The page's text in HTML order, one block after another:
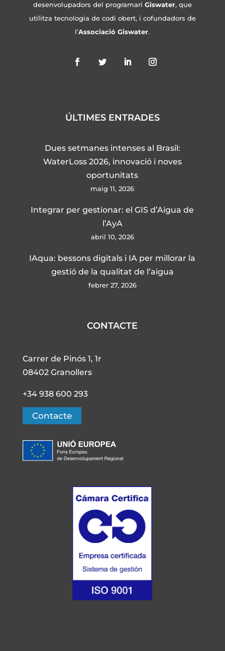
desenvolupadors del programari Giswater, que
utilitza tecnologia de codi obert, i cofundadors de
l’Associació Giswater.
ÚLTIMES ENTRADES
Dues setmanes intenses al Brasil:
WaterLoss 2026, innovació i noves
oportunitats
maig 11, 2026
Integrar per gestionar: el GIS d’Aigua de
l’AyA
abril 10, 2026
IAqua: bessons digitals i IA per millorar la
gestió de la qualitat de l’aigua
febrer 27, 2026
CONTACTE
Carrer de Pinós 1, 1r
08402 Granollers
+34 938 600 293
Contacte